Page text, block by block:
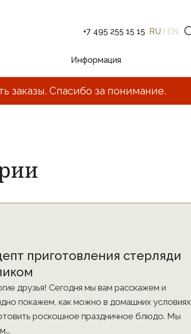
+7 495 255 15 15 RU EN
Информация
заказы. Спасибо за понимание.
приготовления стерляди
друзья! Сегодня мы вам расскажем и
покажем, как можно в домашних условиях
роскошное праздничное блюдо. Мы